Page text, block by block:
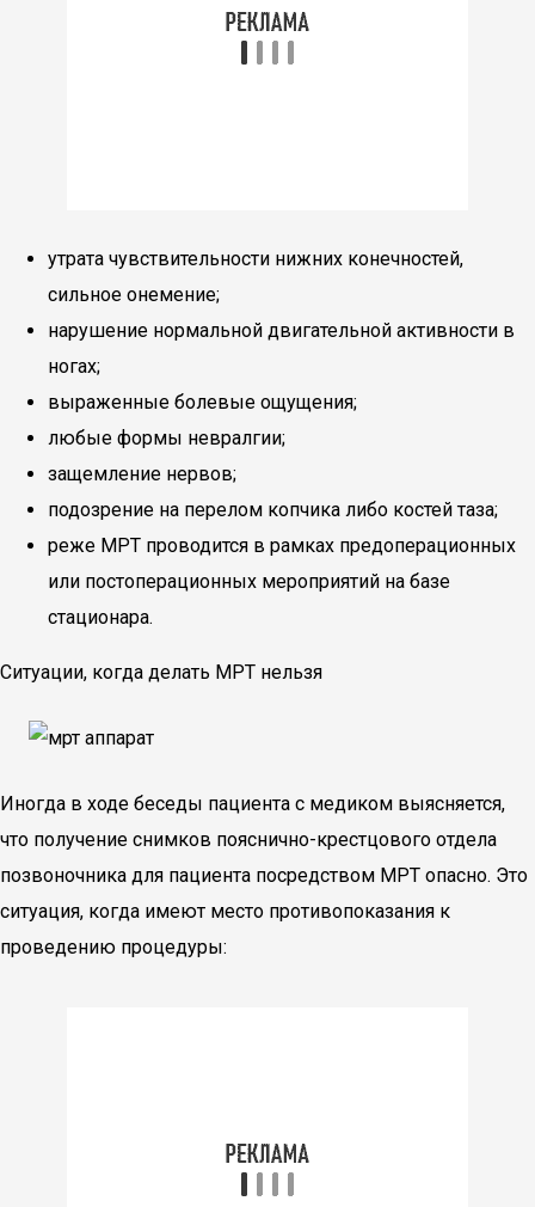
утрата чувствительности нижних конечностей,
сильное онемение;
нарушение нормальной двигательной активности в
ногах;
выраженные болевые ощущения;
любые формы невралгии;
защемление нервов;
подозрение на перелом копчика либо костей таза;
реже МРТ проводится в рамках предоперационных
или постоперационных мероприятий на базе
стационара.
Ситуации, когда делать МРТ нельзя
Иногда в ходе беседы пациента с медиком выясняется,
что получение снимков пояснично-крестцового отдела
позвоночника для пациента посредством МРТ опасно. Это
ситуация, когда имеют место противопоказания к
проведению процедуры: